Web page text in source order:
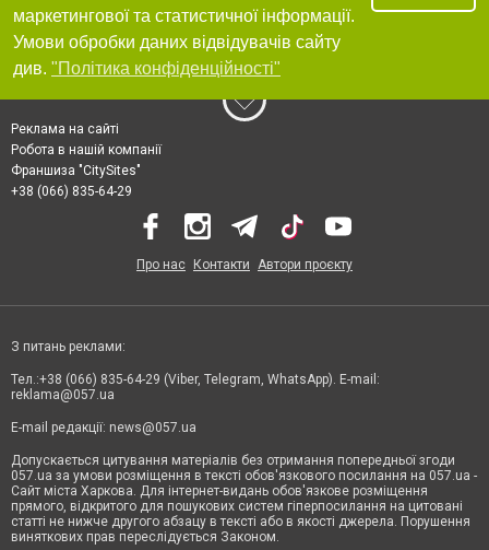
маркетингової та статистичної інформації.
Умови обробки даних відвідувачів сайту
див. "Політика конфіденційності"
Реклама на сайті
Робота в нашій компанії
Франшиза "CitySites"
+38 (066) 835-64-29
Про нас Контакти Автори проєкту
З питань реклами:
Тел.:+38 (066) 835-64-29 (Viber, Telegram, WhatsApp). E-mail:
reklama@057.ua
E-mail редакції: news@057.ua
Допускається цитування матеріалів без отримання попередньої згоди
057.ua за умови розміщення в тексті обов'язкового посилання на 057.ua -
Сайт міста Харкова. Для інтернет-видань обов'язкове розміщення
прямого, відкритого для пошукових систем гіперпосилання на цитовані
статті не нижче другого абзацу в тексті або в якості джерела. Порушення
виняткових прав переслідується Законом.